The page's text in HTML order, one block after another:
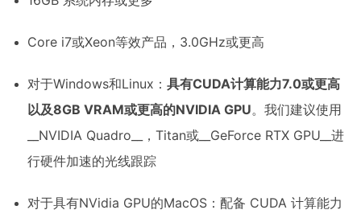
Core i7或Xeon等效产品，3.0GHz或更高
对于Windows和Linux： 具有CUDA计算能力7.0或更高
以及8GB VRAM或更高的NVIDIA GPU。我们建议使用
__NVIDIA Quadro__，Titan或__GeForce RTX GPU__进
行硬件加速的光线跟踪
对于具有NVidia GPU的MacOS：配备 CUDA 计算能力